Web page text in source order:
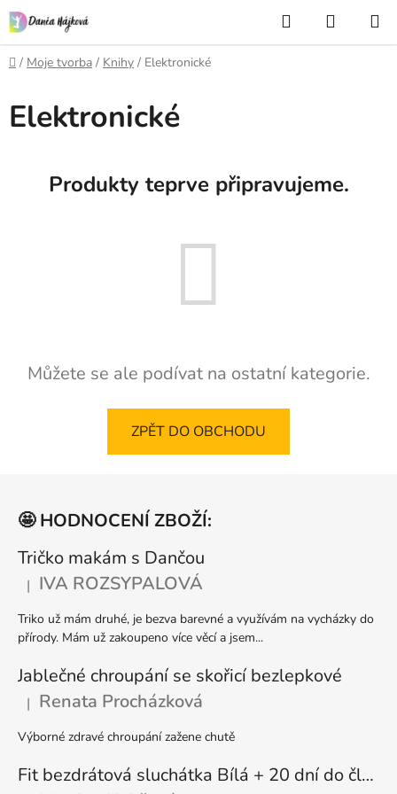
Přejít
na
obsah
Hledat
KOŠÍK
Domů
/ Moje tvorba / Knihy / Elektronické
Elektronické
Produkty teprve připravujeme.
Můžete se ale podívat na ostatní kategorie.
ZPĚT DO OBCHODU
🤩 HODNOCENÍ ZBOŽÍ:
Tričko makám s Dančou
Hodnocení produktu je 5 z 5 hvězdiček.
| IVA ROZSYPALOVÁ
Triko už mám druhé, je bezva barevné a využívám na vycházky do
přírody. Mám už zakoupeno více věcí a jsem...
Jablečné chroupání se skořicí bezlepkové
Hodnocení produktu je 5 z 5 hvězdiček.
| Renata Procházková
Výborné zdravé chroupání zažene chutě
Fit bezdrátová sluchátka Bílá + 20 dní do členství + seznam písniček i audioknih